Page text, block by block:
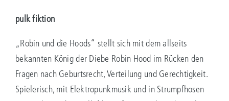
pulk fiktion
„Robin und die Hoods“ stellt sich mit dem allseits
bekannten König der Diebe Robin Hood im Rücken den
Fragen nach Geburtsrecht, Verteilung und Gerechtigkeit.
Spielerisch, mit Elektropunkmusik und in Strumpfhosen